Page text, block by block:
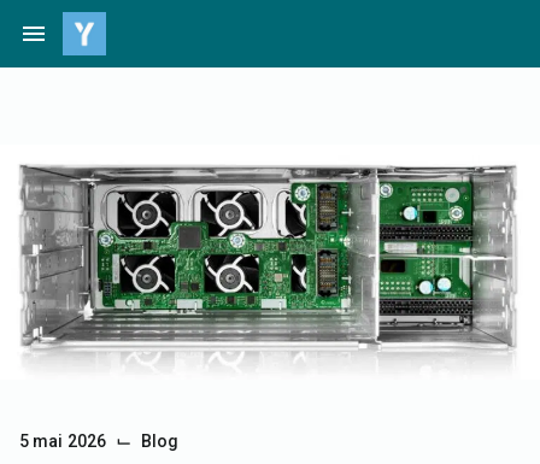
contenu
menu
5 mai 2026 ⌙ Blog